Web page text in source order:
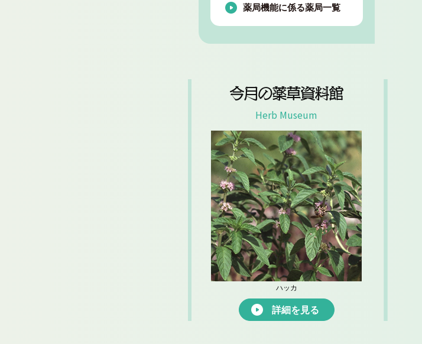
薬局機能に係る薬局一覧
今月の薬草資料館
Herb Museum
ハッカ
詳細を見る